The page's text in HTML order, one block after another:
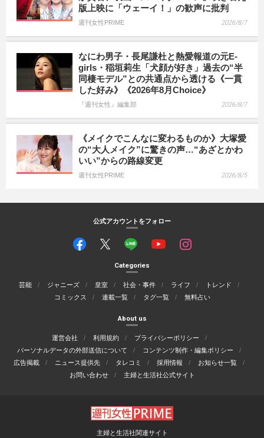
版上映に「ウェーイ！」の歓声に批判
週刊女性PRIME 2026/8/7
なにわ男子・長尾謙杜と熱愛報道の元E-
girls・稲垣莉生「犬顔が好き」過去の“半
同棲モデル”との共通点から透ける《一貫
した好み》《2026年8月Choice》
『週刊女性』編集部 2026/8/7
《メイクでこんなに変わるものか》大塚愛
の“大人メイク”に驚きの声…“あざとかわ
いい”からの路線変更
週刊女性PRIME 2026/8/5
公式アカウントをフォロー
Categories
芸能 ジャニーズ 皇室 社会・事件 ライフ
トレンド
コミックス
連載一覧 タグ一覧 無料占い
About us
運営会社 利用規約
プライバシーポリシー
パーソナルデータの外部送信について
コンテンツ制作・編集ポリシー
広告掲載
ニュース提供先 タレコミ 採用情報
お知らせ一覧
お問い合わせ
主婦と生活社公式サイト
主婦と生活社関連サイト